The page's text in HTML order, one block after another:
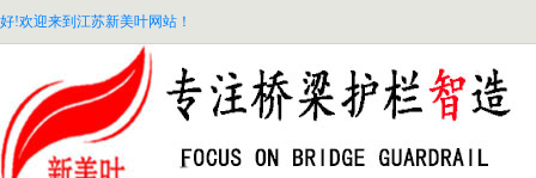
好!欢迎来到江苏新美叶网站！